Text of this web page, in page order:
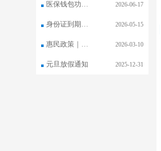
医保钱包功能 已在长春市全面开通 2026-06-17
身份证到期更换，社保卡需要换吗？ 2026-05-15
惠民政策｜医保钱包全家享 2026-03-10
元旦放假通知 2025-12-31